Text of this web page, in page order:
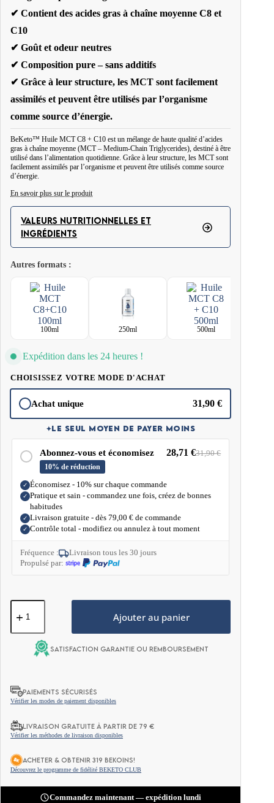
✔ Contient des acides gras à chaîne moyenne C8 et
C10
✔ Goût et odeur neutres
✔ Composition pure – sans additifs
✔ Grâce à leur structure, les MCT sont facilement
assimilés et peuvent être utilisés par l’organisme
comme source d’énergie.
BeKeto™ Huile MCT C8 + C10 est un mélange de haute qualité d’acides
gras à chaîne moyenne (MCT – Medium-Chain Triglycerides), destiné à être
utilisé dans l’alimentation quotidienne. Grâce à leur structure, les MCT sont
facilement assimilés par l’organisme et peuvent être utilisés comme source
d’énergie.
En savoir plus sur le produit
Le produit est fabriqué au Canada, à partir de noix de coco provenant de
plantations contrôlées. La composition de l’huile contient 60 % d’acide
caprylique (C8) et 40 % d’acide caprique (C10).
qui facilite son intégration dans les repas et les boissons du quotidien. Elle
est particulièrement appréciée par les personnes suivant un régime cétogène
ou pauvre en glucides comme source de graisses dans leur alimentation.
VALEURS NUTRITIONNELLES ET
INGRÉDIENTS
Autres formats :
100ml 250ml 500ml
Expédition dans les 24 heures !
CHOISISSEZ VOTRE MODE D'ACHAT
Achat unique 31,90€
✦LE SEUL MOYEN DE PAYER MOINS
Abonnez-vous et économisez 28,71€31,90€
10% de réduction
✓ Économisez - 10% sur chaque commande
✓ Pratique et sain - commandez une fois, créez de bonnes
habitudes
✓ Livraison gratuite - dès 79,00 € de commande
✓ Contrôle total - modifiez ou annulez à tout moment
Fréquence :
Livraison tous les 30 jours
Propulsé par:
quantité
de
MCT
Ajouter au panier
Satisfaction garantie ou remboursement
PAIEMENTS SÉCURISÉS
Vérifier les modes de paiement disponibles
LIVRAISON GRATUITE À PARTIR DE 79 €
Vérifier les méthodes de livraison disponibles
ACHETER & OBTENIR 319 BEKOINS!
Découvrez le programme de fidélité BEKETO CLUB
Commandez maintenant — expédition lundi